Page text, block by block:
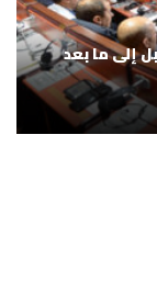
إلى ما بعد